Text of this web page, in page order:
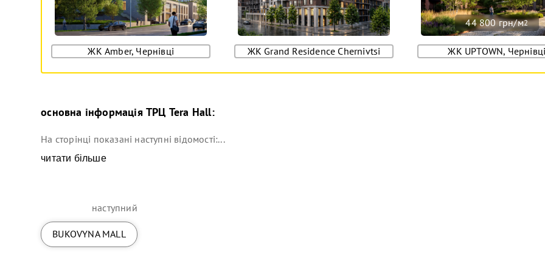
ЖК Amber, Чернівці ЖК Grand Residence Chernivtsi
44 800 грн/м2
ЖК UPTOWN,
основна інформаціяТРЦ Tera Hall:
На сторінці показані наступні відомості:...
читати більше
наступний
BUKOVYNA MALL